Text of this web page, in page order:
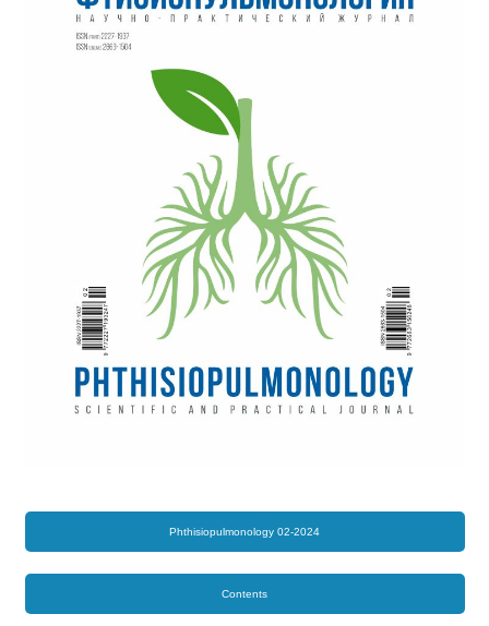
Phthisiopulmonology 02-2024
Contents